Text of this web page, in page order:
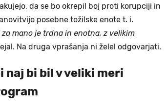
da se bo okrepil boj proti korupciji in
posebne tožilske enote t. i.
mano je trdna in enotna, z velikim
Na druga vprašanja ni želel odgovarjati.
naj bi bil v veliki meri